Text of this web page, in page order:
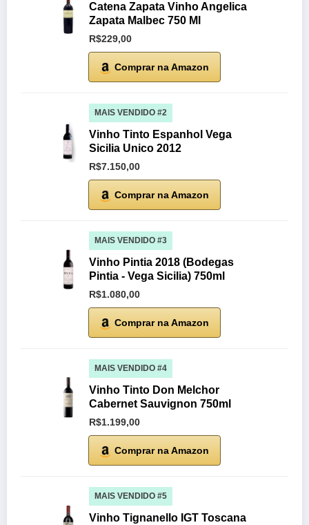
Catena Zapata Vinho Angelica
Zapata Malbec 750 Ml
R$229,00
Comprar na Amazon
MAIS VENDIDO #2
Vinho Tinto Espanhol Vega
Sicilia Unico 2012
R$7.150,00
Comprar na Amazon
MAIS VENDIDO #3
Vinho Pintia 2018 (Bodegas
Pintia - Vega Sicilia) 750ml
R$1.080,00
Comprar na Amazon
MAIS VENDIDO #4
Vinho Tinto Don Melchor
Cabernet Sauvignon 750ml
R$1.199,00
Comprar na Amazon
MAIS VENDIDO #5
Vinho Tignanello IGT Toscana